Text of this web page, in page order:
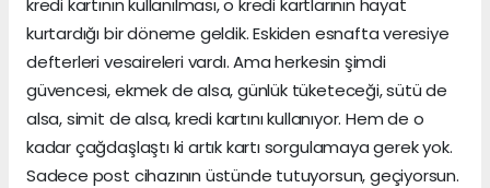
kurtardığı bir döneme geldik. Eskiden esnafta veresiye
defterleri vesaireleri vardı. Ama herkesin şimdi
güvencesi, ekmek de alsa, günlük tüketeceği, sütü de
alsa, simit de alsa, kredi kartını kullanıyor. Hem de o
kadar çağdaşlaştı ki artık kartı sorgulamaya gerek yok.
Sadece post cihazının üstünde tutuyorsun, geçiyorsun.